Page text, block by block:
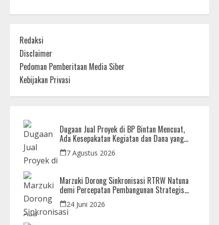
Redaksi
Disclaimer
Pedoman Pemberitaan Media Siber
Kebijakan Privasi
Dugaan Jual Proyek di BP Bintan Mencuat,
Ada Kesepakatan Kegiatan dan Dana yang
Dikembalikan
7 Agustus 2026
Marzuki Dorong Sinkronisasi RTRW Natuna
demi Percepatan Pembangunan Strategis
Daerah
24 Juni 2026